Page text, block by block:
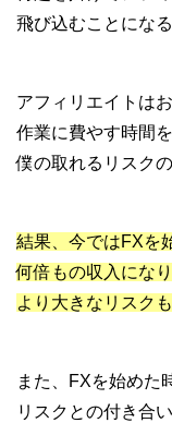
飛び込むことになる
アフィリエイトは
作業に費やす時間
僕の取れるリスク
結果、今ではFXを
何倍もの収入になり
より大きなリスク
また、FXを始めた
リスクとの付き合